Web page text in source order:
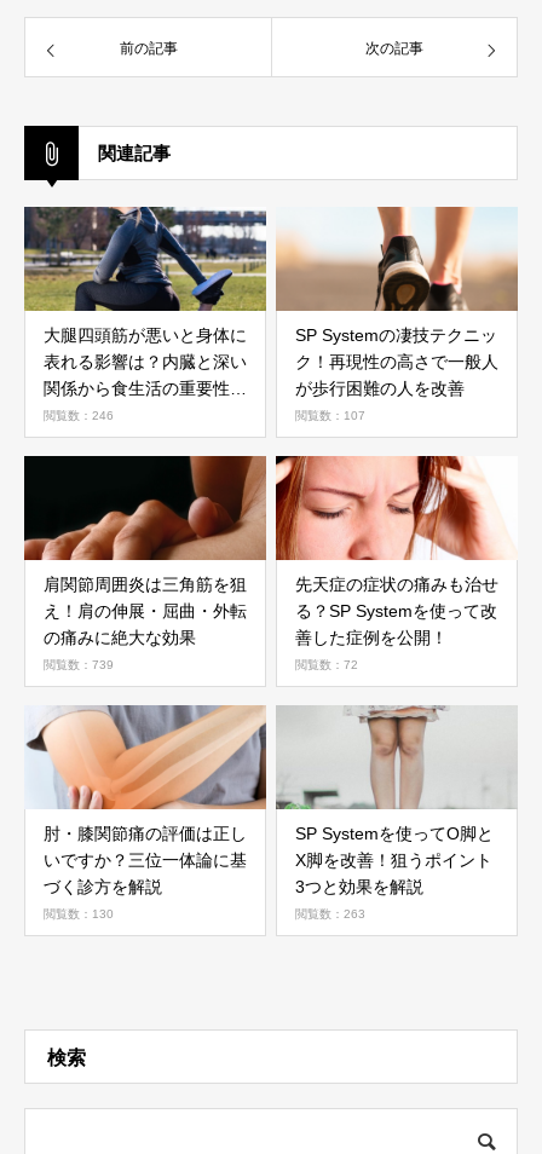
前の記事 次の記事
関連記事
大腿四頭筋が悪いと身体に
表れる影響は？内臓と深い
関係から食生活の重要性を
解説
閲覧数：246
SP Systemの凄技テクニッ
ク！再現性の高さで一般人
が歩行困難の人を改善
閲覧数：107
肩関節周囲炎は三角筋を狙
え！肩の伸展・屈曲・外転
の痛みに絶大な効果
閲覧数：739
先天症の症状の痛みも治せ
る？SP Systemを使って改
善した症例を公開！
閲覧数：72
肘・膝関節痛の評価は正し
いですか？三位一体論に基
づく診方を解説
閲覧数：130
SP Systemを使ってO脚と
X脚を改善！狙うポイント
3つと効果を解説
閲覧数：263
検索